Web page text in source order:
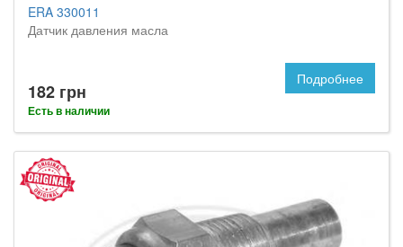
ERA 330011
Датчик давления масла
182 грн
Есть в наличии
Подробнее